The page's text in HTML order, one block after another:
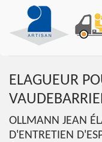
ELAGUEUR
OLLMANN JEAN
D'ENTRETIEN